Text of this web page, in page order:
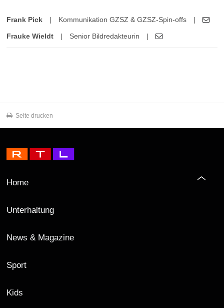
Frank Pick | Kommunikation GZSZ & GZSZ-Spin-offs |
Frauke Wieldt | Senior Bildredakteurin |
Seite drucken
Home
Unterhaltung
News & Magazine
Sport
Kids